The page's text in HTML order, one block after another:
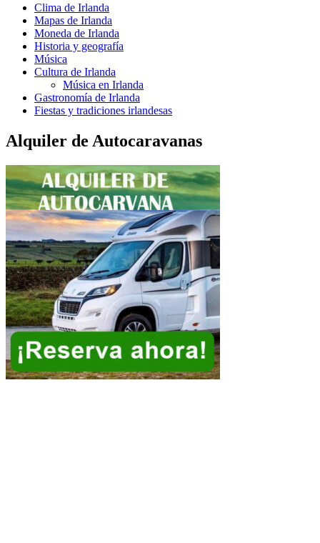
Clima de Irlanda
Mapas de Irlanda
Moneda de Irlanda
Historia y geografía
Música
Cultura de Irlanda
Música en Irlanda
Gastronomía de Irlanda
Fiestas y tradiciones irlandesas
Alquiler de Autocaravanas